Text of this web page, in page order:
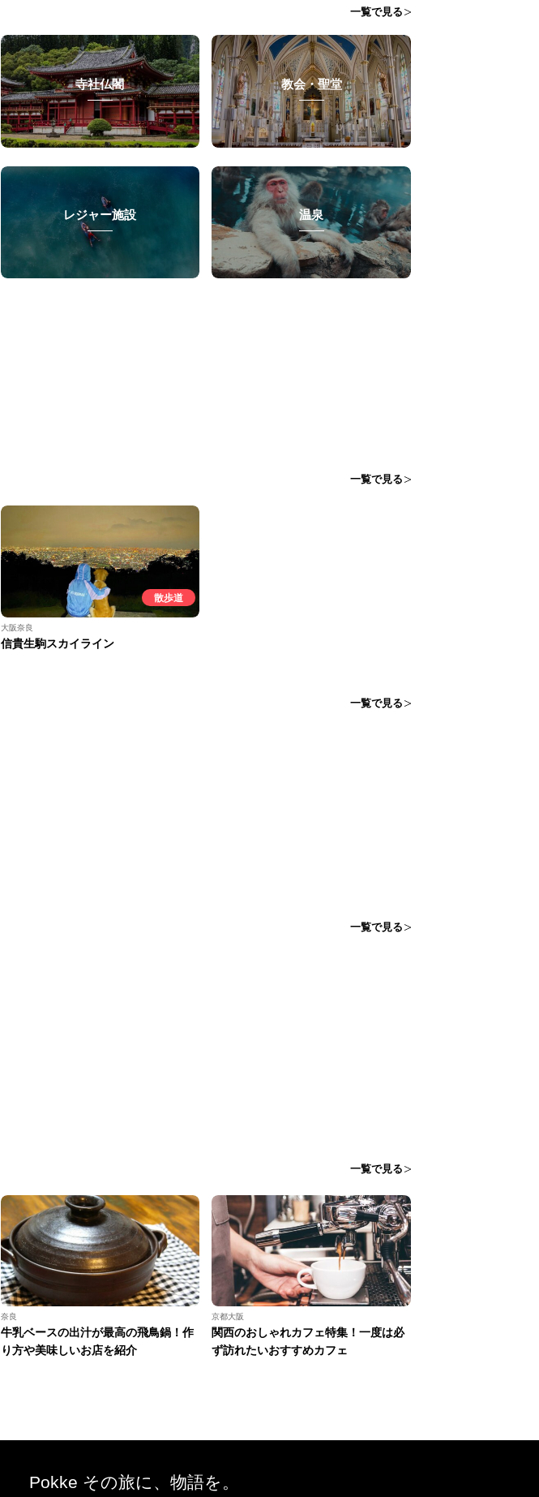
一覧で見る
寺社仏閣 教会・聖堂
レジャー施設 温泉
一覧で見る
散歩道
大阪奈良
信貴生駒スカイライン
一覧で見る
一覧で見る
一覧で見る
奈良
牛乳ベースの出汁が最高の飛鳥鍋！作
り方や美味しいお店を紹介
京都大阪
関西のおしゃれカフェ特集！一度は必
ず訪れたいおすすめカフェ
Pokke その旅に、物語を。